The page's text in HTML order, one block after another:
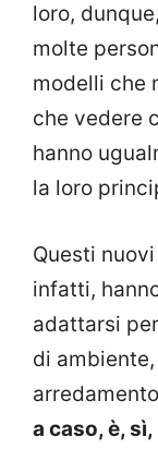
loro,
molte
modelli che
che vedere
hanno
la loro
Questi
infatti,
adattarsi
di
a caso, è,